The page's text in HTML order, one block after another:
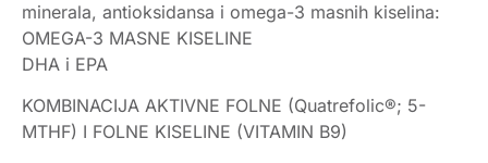
minerala, antioksidansa i omega-3 masnih kiselina:
OMEGA-3 MASNE KISELINE
DHA i EPA
KOMBINACIJA AKTIVNE FOLNE (Quatrefolic®; 5-
MTHF) I FOLNE KISELINE (VITAMIN B9)